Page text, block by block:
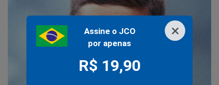
×
Assine o JCO
por apenas
R$ 19,90